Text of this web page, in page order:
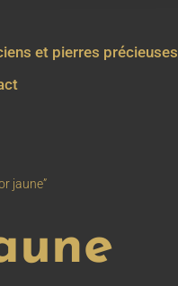
et pierres précieuses
jaune”